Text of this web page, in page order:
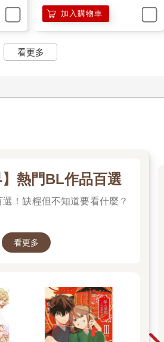
加入購物車
看更多
】熱門BL作品百選
！缺糧但不知道要看什麼？
看更多